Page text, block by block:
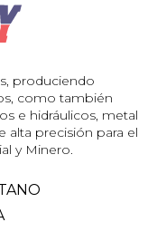
produciendo
como también
e hidráulicos, metal
alta precisión para el
y Minero.